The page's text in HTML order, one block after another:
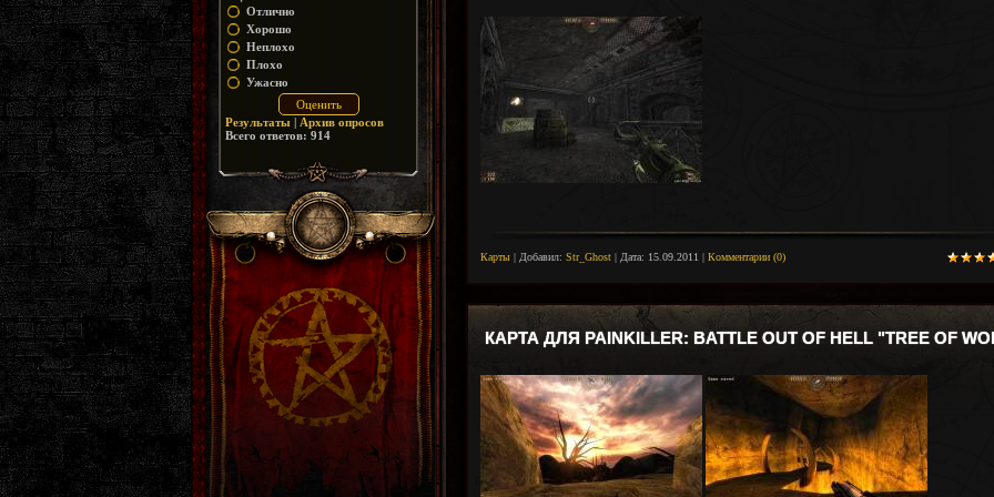
Отлично
Хорошо
Неплохо
Плохо
Ужасно
Результаты | Архив опросов
Всего ответов: 914
Карты | Добавил: Str_Ghost | Дата: 15.09.2011 | Комментарии (0)
КАРТА ДЛЯ PAINKILLER: BATTLE OUT OF HELL "TREE OF